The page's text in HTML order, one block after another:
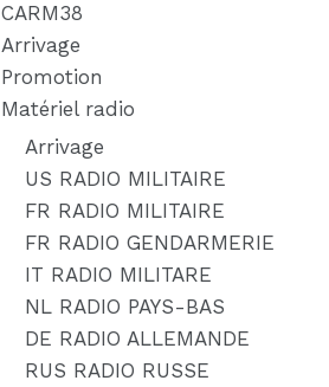
CARM38
Arrivage
Promotion
Matériel radio
Arrivage
US RADIO MILITAIRE
FR RADIO MILITAIRE
FR RADIO GENDARMERIE
IT RADIO MILITARE
NL RADIO PAYS-BAS
DE RADIO ALLEMANDE
RUS RADIO RUSSE